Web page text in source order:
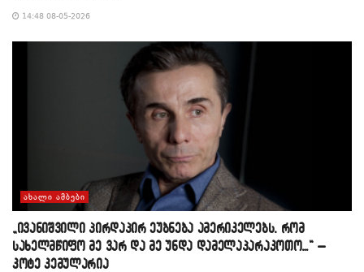
14:48 08-05-2026
ᲐᲮᲐᲚᲘ ᲐᲛᲑᲔᲑᲘ
„ივანიშვილი პირდაპირ ეუბნება ამერიკელებს, რომ
სახელმწიფო მე ვარ და მე უნდა დამელაპარაკოთო…“ –
კოტე კემულარია